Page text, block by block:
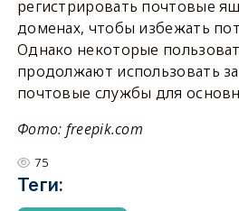
регистрировать почтовые
доменах, чтобы избежать
Однако некоторые
продолжают использовать
почтовые службы для
Фото: freepik.com
75
Теги: